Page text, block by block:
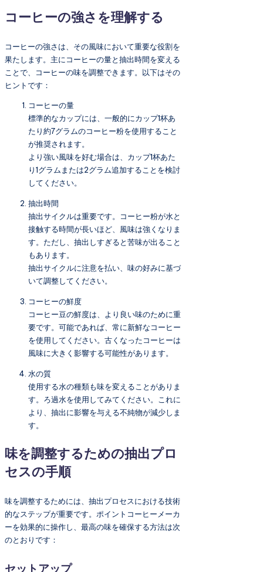
コーヒーの強さを理解する
コーヒーの強さは、その風味において重要な役割を
果たします。主にコーヒーの量と抽出時間を変える
ことで、コーヒーの味を調整できます。以下はその
ヒントです：
コーヒーの量
標準的なカップには、一般的にカップ1杯あ
たり約7グラムのコーヒー粉を使用すること
が推奨されます。
より強い風味を好む場合は、カップ1杯あた
り1グラムまたは2グラム追加することを検討
してください。
抽出時間
抽出サイクルは重要です。コーヒー粉が水と
接触する時間が長いほど、風味は強くなりま
す。ただし、抽出しすぎると苦味が出ること
もあります。
抽出サイクルに注意を払い、味の好みに基づ
いて調整してください。
コーヒーの鮮度
コーヒー豆の鮮度は、より良い味のために重
要です。可能であれば、常に新鮮なコーヒー
を使用してください。古くなったコーヒーは
風味に大きく影響する可能性があります。
水の質
使用する水の種類も味を変えることがありま
す。ろ過水を使用してみてください。これに
より、抽出に影響を与える不純物が減少しま
す。
味を調整するための抽出プロ
セスの手順
味を調整するためには、抽出プロセスにおける技術
的なステップが重要です。ポイントコーヒーメーカ
ーを効果的に操作し、最高の味を確保する方法は次
のとおりです：
セットアップ